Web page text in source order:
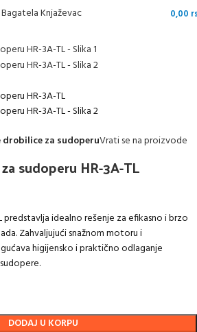
0,00
drobilice za sudoperuVrati se na proizvode
sudoperu HR-3A-TL
predstavlja idealno rešenje za efikasno i brzo
Zahvaljujući snažnom motoru i
higijensko i praktično odlaganje
DODAJ U KORPU